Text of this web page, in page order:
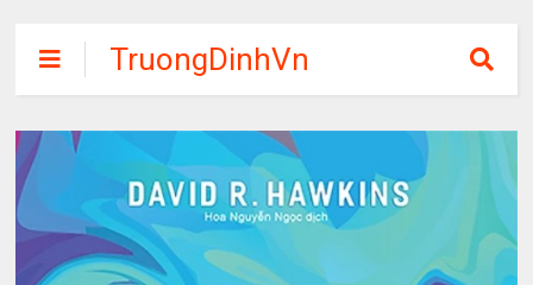
TruongDinhVn
Chia sẽ ebook,
các khóa học,
phần mềm học
tập miễn phí